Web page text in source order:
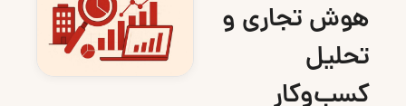
هوش تجاری و
تحلیل
کسب‌وکار